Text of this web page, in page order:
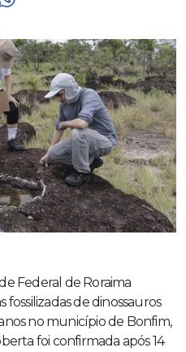
Federal de Roraima
fossilizadas de dinossauros
no município de Bonfim,
foi confirmada após 14